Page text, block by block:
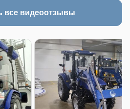
все видеоотзывы